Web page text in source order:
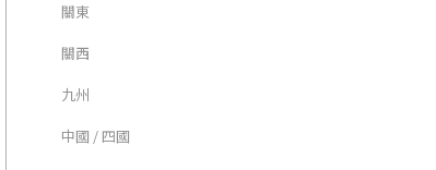
關東
關西
九州
中國 / 四國